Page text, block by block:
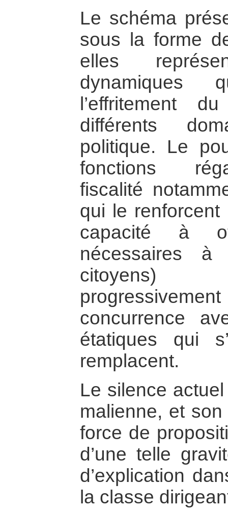
Le schéma
sous la forme
elles
dynamiques
l’effritement
différents
politique. Le
fonctions
fiscalité
qui le
capacité à
nécessaires à
citoyens)
concurrence
étatiques qui
remplacent.
Le silence
malienne, et
force de
d’une telle
d’explication
la classe